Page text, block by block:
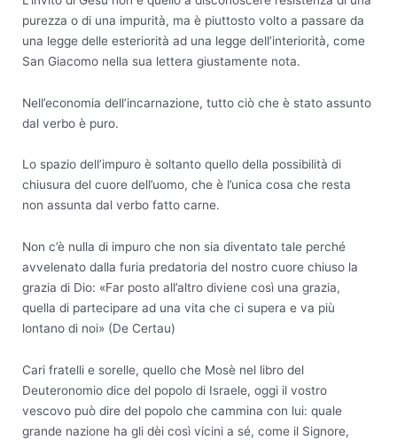
purezza o di una impurità, ma è piuttosto volto a passare da
una legge delle esteriorità ad una legge dell’interiorità, come
San Giacomo nella sua lettera giustamente nota.
Nell’economia dell’incarnazione, tutto ciò che è stato assunto
dal verbo è puro.
Lo spazio dell’impuro è soltanto quello della possibilità di
chiusura del cuore dell’uomo, che è l’unica cosa che resta
non assunta dal verbo fatto carne.
Non c’è nulla di impuro che non sia diventato tale perché
avvelenato dalla furia predatoria del nostro cuore chiuso la
grazia di Dio: «Far posto all’altro diviene così una grazia,
quella di partecipare ad una vita che ci supera e va più
lontano di noi» (De Certau)
Cari fratelli e sorelle, quello che Mosè nel libro del
Deuteronomio dice del popolo di Israele, oggi il vostro
vescovo può dire del popolo che cammina con lui: quale
grande nazione ha gli dèi così vicini a sé, come il Signore,